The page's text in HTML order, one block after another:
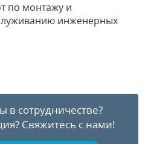
по монтажу и
инженерных
в сотрудничестве?
Свяжитесь с нами!